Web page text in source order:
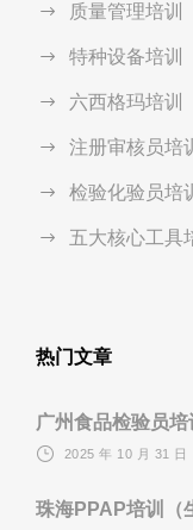
质量管理培训
特种设备培训
六西格玛培训
注册审核员培
检验化验员培
五大核心工具
热门文章
广州食品检验员
2025 年 10 月 31 日
珠海PPAP培训（